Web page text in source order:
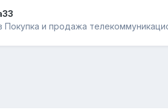
Покупка и продажа